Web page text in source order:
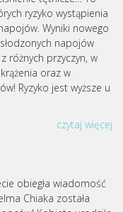
ryzyko wystąpienia
Wyniki nowego
napojów
różnych przyczyn, w
oraz w
Ryzyko jest wyższe u
czytaj więcej
obiegła wiadomość
Chiaka została